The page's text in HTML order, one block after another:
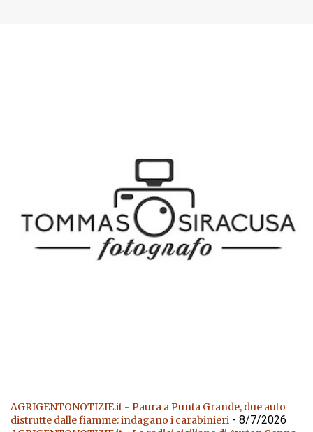
AGRIGENTONOTIZIE.it - Paura a Punta Grande, due auto
distrutte dalle fiamme: indagano i carabinieri - 8/7/2026